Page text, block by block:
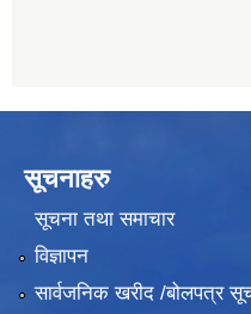
सूचनाहरु
सूचना तथा समाचार
विज्ञापन
सार्वजनिक खरीद /बोलपत्र